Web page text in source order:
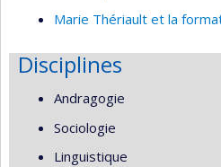
Marie Thériault et la
Disciplines
Andragogie
Sociologie
Linguistique